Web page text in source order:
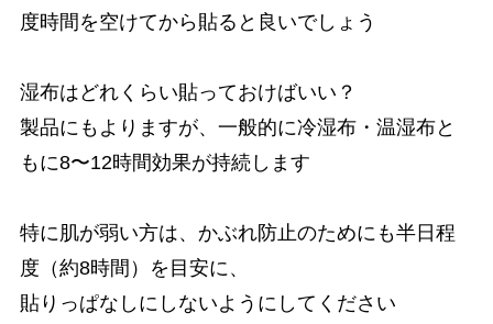
度時間を空けてから貼ると良いでしょう
湿布はどれくらい貼っておけばいい？
製品にもよりますが、一般的に冷湿布・温湿布と
もに8〜12時間効果が持続します
特に肌が弱い方は、かぶれ防止のためにも半日程
度（約8時間）を目安に、
貼りっぱなしにしないようにしてください